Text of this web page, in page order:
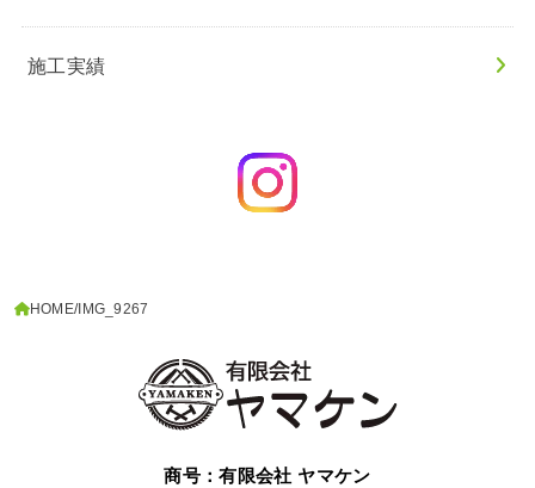
施工実績
HOME IMG_9267
商号：有限会社 ヤマケン